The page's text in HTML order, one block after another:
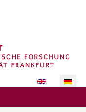
Sprache